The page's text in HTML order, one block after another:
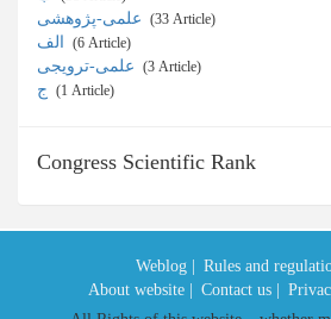
‎ (33 Article)
‎ (6 Article)
‎ (3 Article)
‎ (1 Article)
Congress Scientific Rank
Weblog | Rules and
About website |
Contact us |